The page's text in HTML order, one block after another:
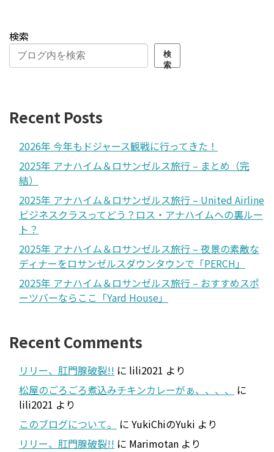
検索
検
索
Recent Posts
2026年 今年もドジャース観戦に行ってきた！
2025年 アナハイム＆ロサンゼルス旅行 – まとめ（完
結）
2025年 アナハイム＆ロサンゼルス旅行 – United Airline
ビジネスクラスってどう？ロス・アナハイムへの裏ルー
ト？
2025年 アナハイム＆ロサンゼルス旅行 – 夜景の素敵な
ディナーをロサンゼルスダウンタウンで「PERCH」
2025年 アナハイム＆ロサンゼルス旅行 – おすすめスポ
ーツバーならここ「Yard House」
Recent Comments
リリー、肛門腺破裂!! に lili2021 より
松屋のごろごろ煮込みチキンカレーがぁ、、、、
に
lili2021 より
このブログについて。
に YukiChiのYuki より
リリー、肛門腺破裂!! に Marimotan より